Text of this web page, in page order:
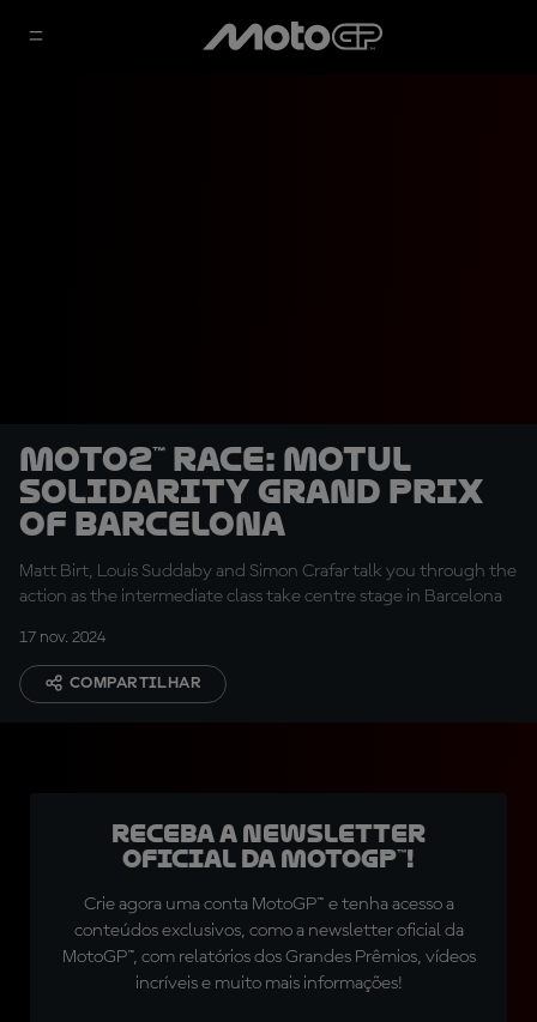
Moto2™ Race: Motul
Solidarity Grand Prix
of Barcelona
Matt Birt, Louis Suddaby and Simon Crafar talk you through the
action as the intermediate class take centre stage in Barcelona
17 nov. 2024
COMPARTILHAR
Receba a newsletter
oficial da MotoGP™!
Crie agora uma conta MotoGP™ e tenha acesso a
conteúdos exclusivos, como a newsletter oficial da
MotoGP™, com relatórios dos Grandes Prêmios, vídeos
incríveis e muito mais informações!